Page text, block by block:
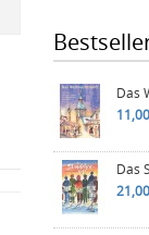
Das
Das